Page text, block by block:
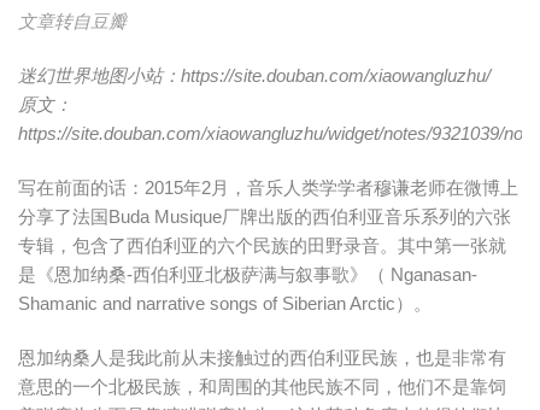
文章转自豆瓣
迷幻世界地图小站： https://site.douban.com/xiaowangluzhu/
原文：
https://site.douban.com/xiaowangluzhu/widget/notes/9321039/
写在前面的话：2015年2月，音乐人类学学者穆谦老师在微博上
分享了法国Buda Musique厂牌出版的西伯利亚音乐系列的六张
专辑，包含了西伯利亚的六个民族的田野录音。其中第一张就
是《恩加纳桑-西伯利亚北极萨满与叙事歌》（ Nganasan-
Shamanic and narrative songs of Siberian Arctic）。
恩加纳桑人是我此前从未接触过的西伯利亚民族，也是非常有
意思的一个北极民族，和周围的其他民族不同，他们不是靠饲